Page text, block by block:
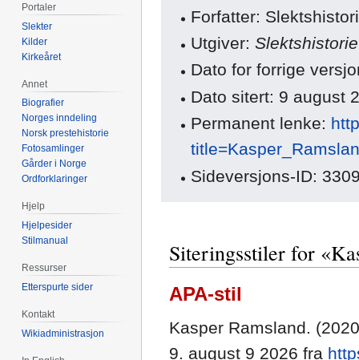
Forfatter:
Utgiver:
Dato for forrige
Dato sitert: 9 august
Permanent lenke:
Sideversjons-ID:
Siteringsstiler for
APA-stil
Kasper Ramsland.
9. august 9 2026 fra
Portaler
Slekter
Kilder
Kirkeåret
Annet
Biografier
Norges inndeling
Norsk prestehistorie
Fotosamlinger
Gårder i Norge
Ordforklaringer
Hjelp
Hjelpesider
Stilmanual
Ressurser
Etterspurte sider
Kontakt
Wikiadministrasjon